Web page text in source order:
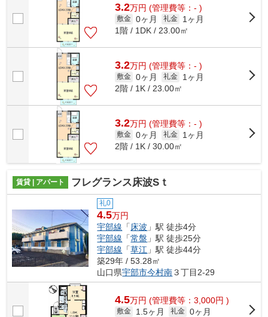
3.2万円 (管理費等：- )
敷金 0ヶ月 礼金
1ヶ月
1階 / 1DK / 23.00㎡
3.2万円 (管理費等：- )
敷金 0ヶ月 礼金
1ヶ月
2階 / 1K / 23.00㎡
3.2万円 (管理費等：- )
敷金 0ヶ月 礼金
1ヶ月
2階 / 1K / 30.00㎡
賃貸 | アパート フレグランス床波Sｔ
礼0
4.5万円
宇部線 「 床波 」駅 徒歩4分
宇部線 「常盤 」駅 徒歩25分
宇部線 「草江 」駅 徒歩44分
築29年 / 53.28㎡
山口県宇部市今村南３丁目2-29
4.5万円 (管理費等：3,000円 )
敷金 1.5ヶ月 礼金 0ヶ月